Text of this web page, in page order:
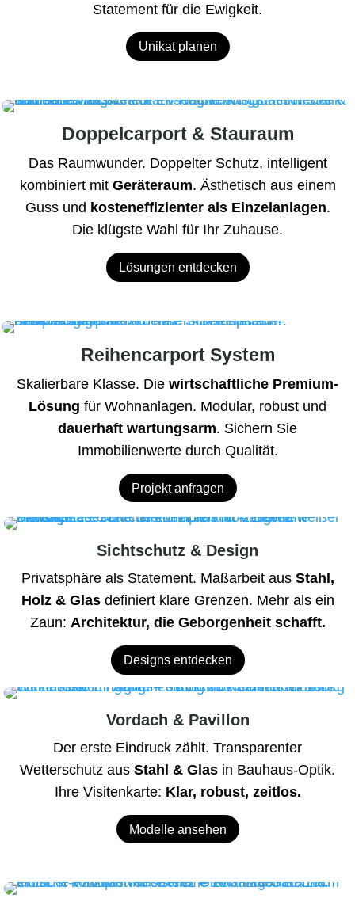
Statement für die Ewigkeit.
Unikat planen
Doppelcarport & Stauraum
Das Raumwunder. Doppelter Schutz, intelligent
kombiniert mit Geräteraum. Ästhetisch aus einem
Guss und kosteneffizienter als Einzelanlagen.
Die klügste Wahl für Ihr Zuhause.
Lösungen entdecken
Reihencarport System
Skalierbare Klasse. Die wirtschaftliche Premium-
Lösung für Wohnanlagen. Modular, robust und
dauerhaft wartungsarm. Sichern Sie
Immobilienwerte durch Qualität.
Projekt anfragen
Sichtschutz & Design
Privatsphäre als Statement. Maßarbeit aus Stahl,
Holz & Glasdefiniert klare Grenzen. Mehr als ein
Zaun: Architektur, die Geborgenheit schafft.
Designs entdecken
Vordach & Pavillon
Der erste Eindruck zählt. Transparenter
Wetterschutz aus Stahl & Glas in Bauhaus-Optik.
Ihre Visitenkarte: Klar, robust, zeitlos.
Modelle ansehen